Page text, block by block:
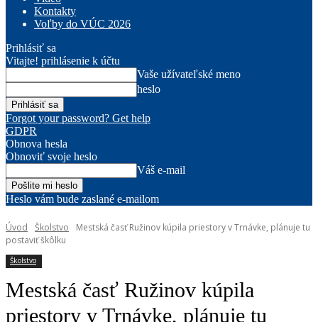
Kontakty
Voľby do VÚC 2026
Prihlásiť sa
Vitajte! prihlásenie k účtu
Vaše užívateľské meno
heslo
Forgot your password? Get help
GDPR
Obnova hesla
Obnoviť svoje heslo
Váš e-mail
Heslo vám bude zaslané e-mailom
Úvod Školstvo
Mestská časť Ružinov kúpila priestory v Trnávke, plánuje tu
postaviť škôlku
Školstvo
Mestská časť Ružinov kúpila
priestory v Trnávke, plánuje tu